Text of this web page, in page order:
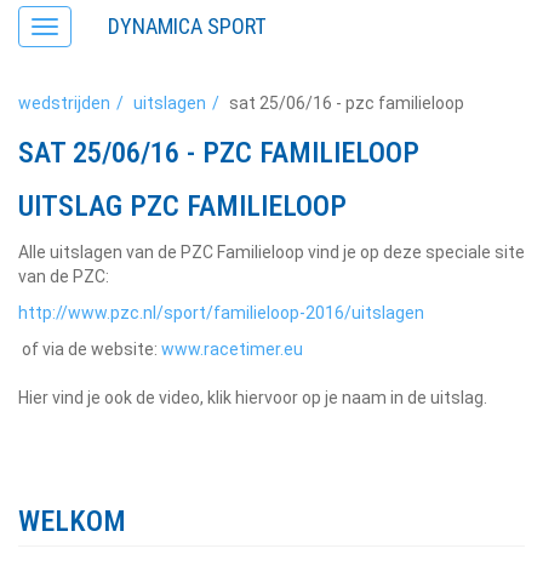
Toggle
navigation
DYNAMICA SPORT
wedstrijden uitslagen sat 25/06/16 - pzc familieloop
SAT 25/06/16 - PZC FAMILIELOOP
UITSLAG PZC FAMILIELOOP
Alle uitslagen van de PZC Familieloop vind je op deze speciale site
van de PZC:
http://www.pzc.nl/sport/familieloop-2016/uitslagen
of via de website: www.racetimer.eu
Hier vind je ook de video, klik hiervoor op je naam in de uitslag.
WELKOM